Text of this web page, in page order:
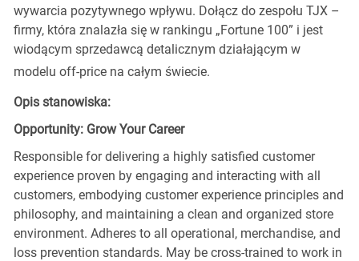
wywarcia pozytywnego wpływu. Dołącz do zespołu TJX –
firmy, która znalazła się w rankingu „Fortune 100” i jest
wiodącym sprzedawcą detalicznym działającym w
modelu off-price na całym świecie.
Opis stanowiska:
Opportunity: Grow Your Career
Responsible for delivering a highly satisfied customer
experience proven by engaging and interacting with all
customers, embodying customer experience principles and
philosophy, and maintaining a clean and organized store
environment. Adheres to all operational, merchandise, and
loss prevention standards. May be cross-trained to work in